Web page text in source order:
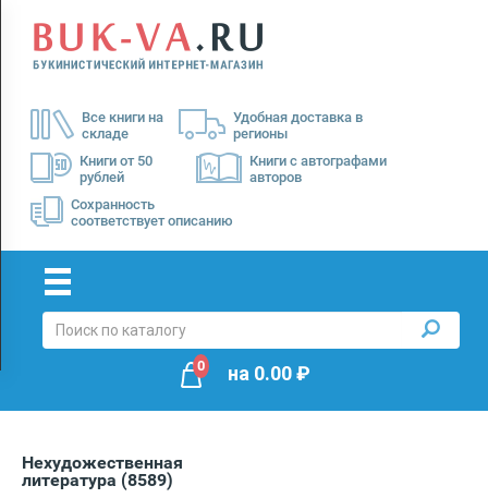
Все книги на
складе
Удобная доставка в
регионы
Книги от 50
рублей
Книги с автографами
авторов
Сохранность
соответствует описанию
Menu
Доставка
Оплата
0 на 0.00₽
Нехудожественная
литература (8589)